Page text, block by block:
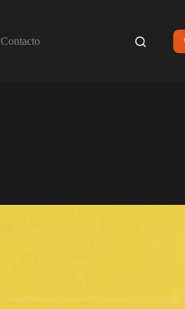
Contacto